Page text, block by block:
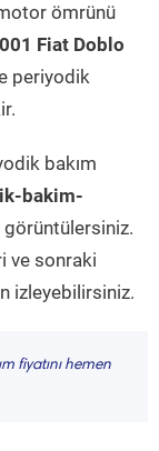
ömrünü
Fiat Doblo
periyodik
bakım
bakim-
görüntülersiniz.
ve sonraki
izleyebilirsiniz.
fiyatını hemen